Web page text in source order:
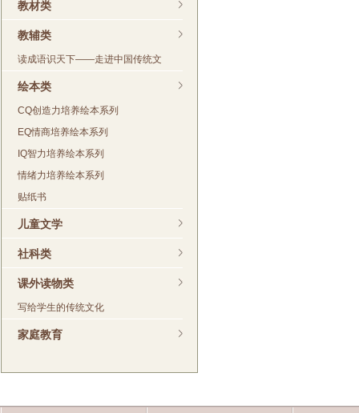
教材类
教辅类
读成语识天下——走进中国传统文
绘本类
CQ创造力培养绘本系列
EQ情商培养绘本系列
IQ智力培养绘本系列
情绪力培养绘本系列
贴纸书
儿童文学
社科类
课外读物类
写给学生的传统文化
家庭教育